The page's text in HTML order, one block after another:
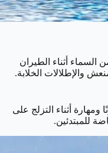
السماء أثناء الطيران
والإطلالات الخلابة.
ومهارة أثناء التزلج على
للمبتدئين.